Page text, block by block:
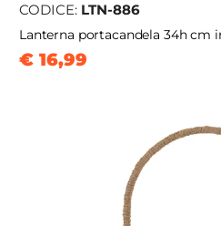
CODICE: LTN-886
Lanterna portacandela 34h cm
€ 16,99